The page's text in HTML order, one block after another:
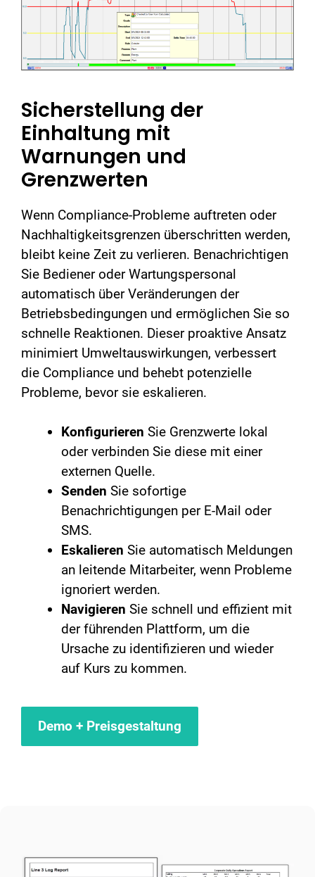
Sicherstellung der
Einhaltung mit
Warnungen und
Grenzwerten
Wenn Compliance-Probleme auftreten oder
Nachhaltigkeitsgrenzen überschritten werden,
bleibt keine Zeit zu verlieren. Benachrichtigen
Sie Bediener oder Wartungspersonal
automatisch über Veränderungen der
Betriebsbedingungen und ermöglichen Sie so
schnelle Reaktionen. Dieser proaktive Ansatz
minimiert Umweltauswirkungen, verbessert
die Compliance und behebt potenzielle
Probleme, bevor sie eskalieren.
Konfigurieren Sie Grenzwerte lokal
oder verbinden Sie diese mit einer
externen Quelle.
Senden Sie sofortige
Benachrichtigungen per E-Mail oder
SMS.
Eskalieren Sie automatisch Meldungen
an leitende Mitarbeiter, wenn Probleme
ignoriert werden.
Navigieren Sie schnell und effizient mit
der führenden Plattform, um die
Ursache zu identifizieren und wieder
auf Kurs zu kommen. ​
Demo + Preisgestaltung